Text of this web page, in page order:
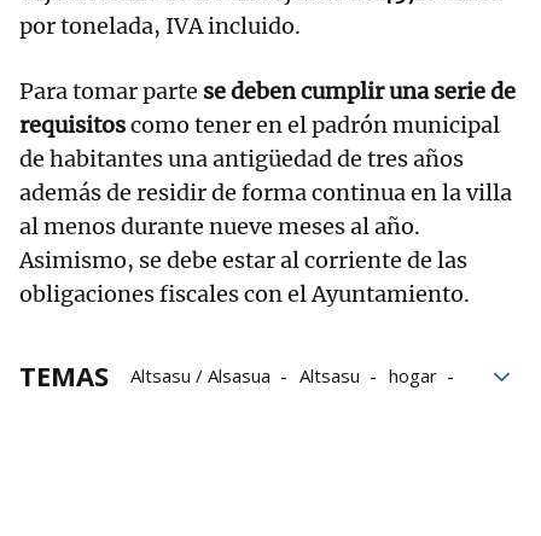
por tonelada, IVA incluido.
Para tomar parte se deben cumplir una serie de
requisitoscomo tener en el padrón municipal
de habitantes una antigüedad de tres años
además de residir de forma continua en la villa
al menos durante nueve meses al año.
Asimismo, se debe estar al corriente de las
obligaciones fiscales con el Ayuntamiento.
TEMAS Altsasu / Alsasua Altsasu
hogar